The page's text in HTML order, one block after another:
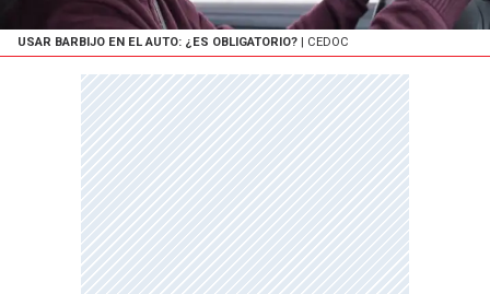
USAR BARBIJO EN EL AUTO: ¿ES OBLIGATORIO? | CEDOC